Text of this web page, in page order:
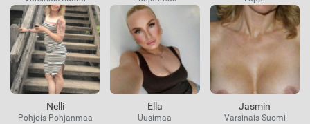
Nelli
Pohjois-Pohjanmaa
Ella
Uusimaa
Jasmin
Varsinais-Suomi